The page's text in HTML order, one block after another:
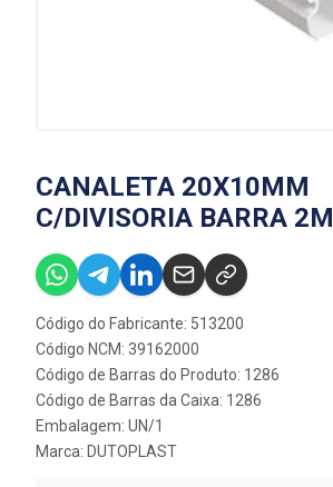
CANALETA 20X10MM
C/DIVISORIA BARRA 2M
Código do Fabricante: 513200
Código NCM: 39162000
Código de Barras do Produto: 1286
Código de Barras da Caixa: 1286
Embalagem: UN/1
Marca: DUTOPLAST